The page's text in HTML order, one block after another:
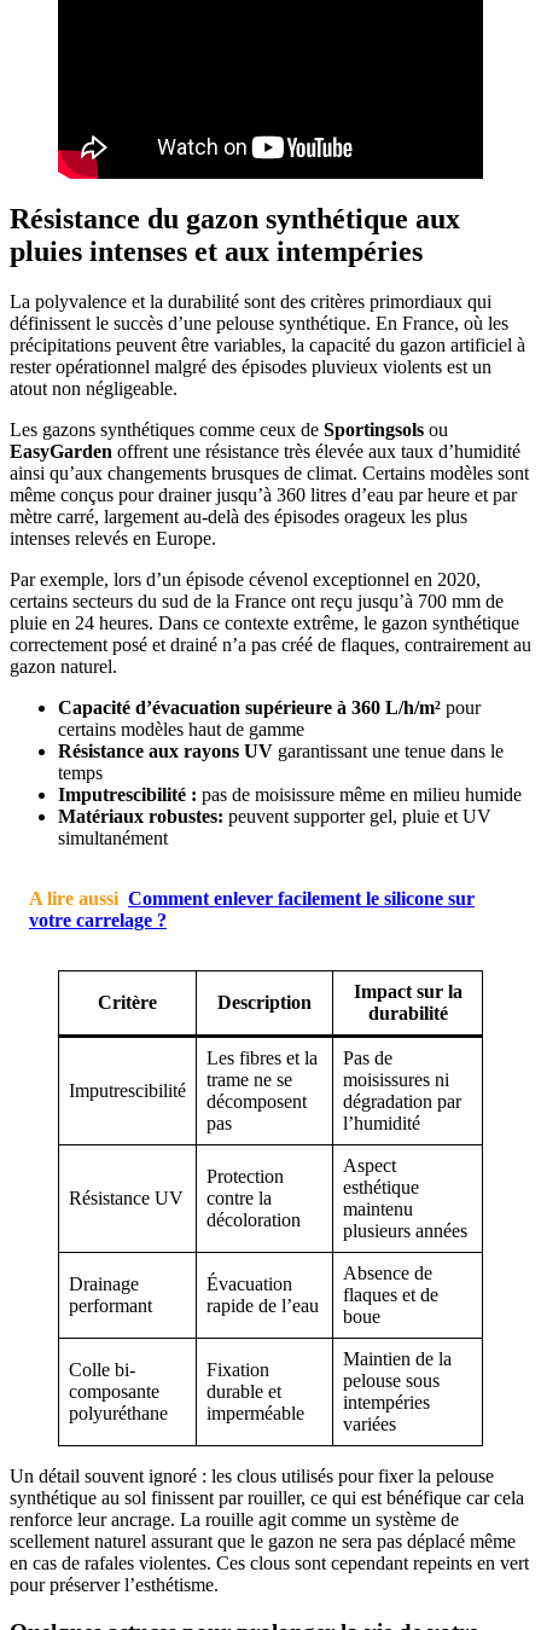
Résistance du gazon synthétique aux
pluies intenses et aux intempéries
La polyvalence et la durabilité sont des critères primordiaux qui
définissent le succès d’une pelouse synthétique. En France, où les
précipitations peuvent être variables, la capacité du gazon artificiel à
rester opérationnel malgré des épisodes pluvieux violents est un
atout non négligeable.
Les gazons synthétiques comme ceux de Sportingsols ou
EasyGarden offrent une résistance très élevée aux taux d’humidité
ainsi qu’aux changements brusques de climat. Certains modèles sont
même conçus pour drainer jusqu’à 360 litres d’eau par heure et par
mètre carré, largement au-delà des épisodes orageux les plus
intenses relevés en Europe.
Par exemple, lors d’un épisode cévenol exceptionnel en 2020,
certains secteurs du sud de la France ont reçu jusqu’à 700 mm de
pluie en 24 heures. Dans ce contexte extrême, le gazon synthétique
correctement posé et drainé n’a pas créé de flaques, contrairement au
gazon naturel.
Capacité d’évacuation supérieure à 360 L/h/m² pour
certains modèles haut de gamme
Résistance aux rayons UV garantissant une tenue dans le
temps
Imputrescibilité : pas de moisissure même en milieu humide
Matériaux robustes: peuvent supporter gel, pluie et UV
simultanément
A lire aussi Comment enlever facilement le silicone sur
votre carrelage ?
Critère Description
Impact sur la
durabilité
Imputrescibilité
Les fibres et la
trame ne se
décomposent
pas
Pas de
moisissures ni
dégradation par
l’humidité
Résistance UV
Protection
contre la
décoloration
Aspect
esthétique
maintenu
plusieurs années
Drainage
performant
Évacuation
rapide de l’eau
Absence de
flaques et de
boue
Colle bi-
composante
polyuréthane
Fixation
durable et
imperméable
Maintien de la
pelouse sous
intempéries
variées
Un détail souvent ignoré : les clous utilisés pour fixer la pelouse
synthétique au sol finissent par rouiller, ce qui est bénéfique car cela
renforce leur ancrage. La rouille agit comme un système de
scellement naturel assurant que le gazon ne sera pas déplacé même
en cas de rafales violentes. Ces clous sont cependant repeints en vert
pour préserver l’esthétisme.